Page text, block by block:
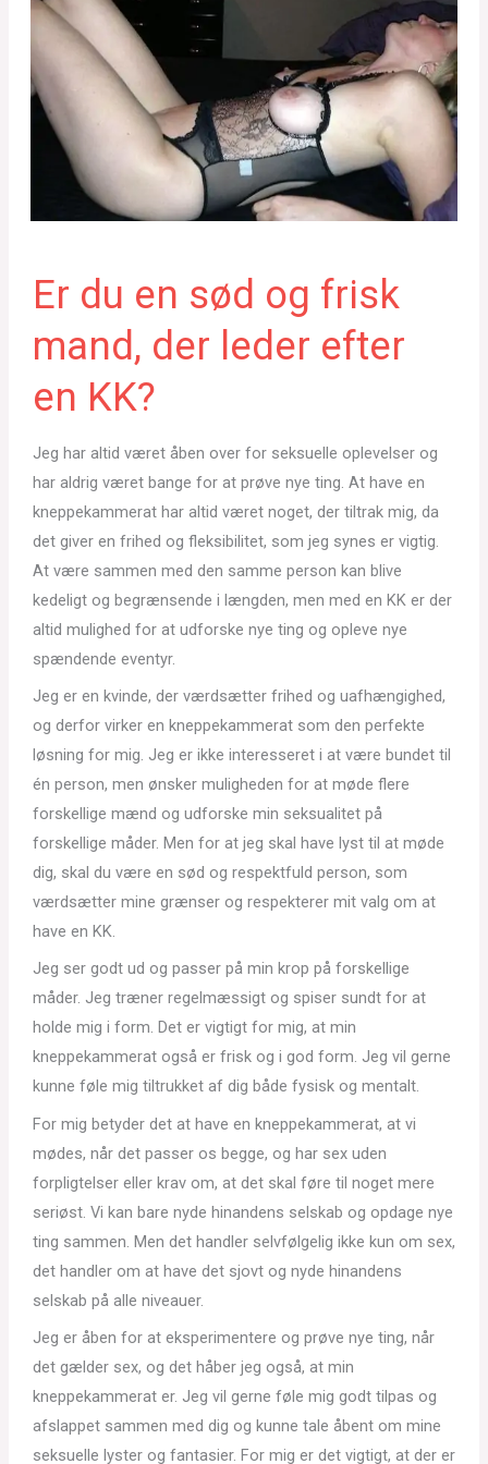
Er du en sød og frisk
mand, der leder efter
en KK?
Jeg har altid været åben over for seksuelle oplevelser og
har aldrig været bange for at prøve nye ting. At have en
kneppekammerat har altid været noget, der tiltrak mig, da
det giver en frihed og fleksibilitet, som jeg synes er vigtig.
At være sammen med den samme person kan blive
kedeligt og begrænsende i længden, men med en KK er der
altid mulighed for at udforske nye ting og opleve nye
spændende eventyr.
Jeg er en kvinde, der værdsætter frihed og uafhængighed,
og derfor virker en kneppekammerat som den perfekte
løsning for mig. Jeg er ikke interesseret i at være bundet til
én person, men ønsker muligheden for at møde flere
forskellige mænd og udforske min seksualitet på
forskellige måder. Men for at jeg skal have lyst til at møde
dig, skal du være en sød og respektfuld person, som
værdsætter mine grænser og respekterer mit valg om at
have en KK.
Jeg ser godt ud og passer på min krop på forskellige
måder. Jeg træner regelmæssigt og spiser sundt for at
holde mig i form. Det er vigtigt for mig, at min
kneppekammerat også er frisk og i god form. Jeg vil gerne
kunne føle mig tiltrukket af dig både fysisk og mentalt.
For mig betyder det at have en kneppekammerat, at vi
mødes, når det passer os begge, og har sex uden
forpligtelser eller krav om, at det skal føre til noget mere
seriøst. Vi kan bare nyde hinandens selskab og opdage nye
ting sammen. Men det handler selvfølgelig ikke kun om sex,
det handler om at have det sjovt og nyde hinandens
selskab på alle niveauer.
Jeg er åben for at eksperimentere og prøve nye ting, når
det gælder sex, og det håber jeg også, at min
kneppekammerat er. Jeg vil gerne føle mig godt tilpas og
afslappet sammen med dig og kunne tale åbent om mine
seksuelle lyster og fantasier. For mig er det vigtigt, at der er